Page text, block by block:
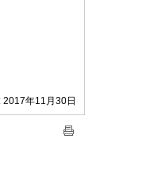
2017年11月30日